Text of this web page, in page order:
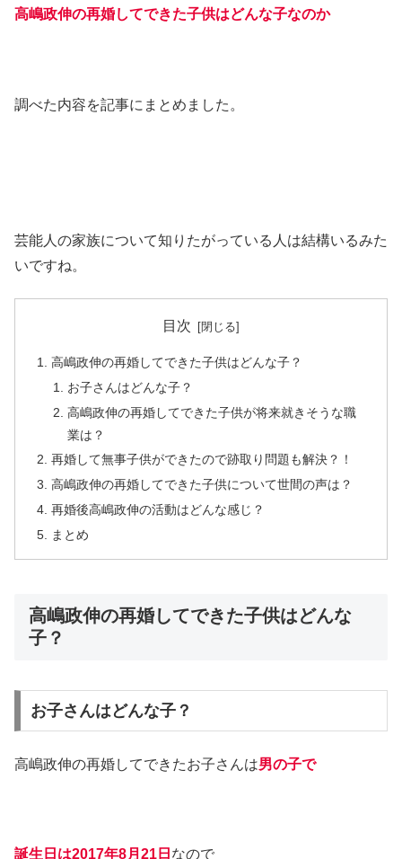
高嶋政伸の再婚してできた子供はどんな子なのか
調べた内容を記事にまとめました。
芸能人の家族について知りたがっている人は結構いるみた
いですね。
目次
高嶋政伸の再婚してできた子供はどんな子？
お子さんはどんな子？
高嶋政伸の再婚してできた子供が将来就きそうな職
業は？
再婚して無事子供ができたので跡取り問題も解決？！
高嶋政伸の再婚してできた子供について世間の声は？
再婚後高嶋政伸の活動はどんな感じ？
まとめ
高嶋政伸の再婚してできた子供はどんな
子？
お子さんはどんな子？
高嶋政伸の再婚してできたお子さんは男の子で
誕生日は2017年8月21日 なので